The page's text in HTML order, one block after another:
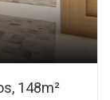
148m²